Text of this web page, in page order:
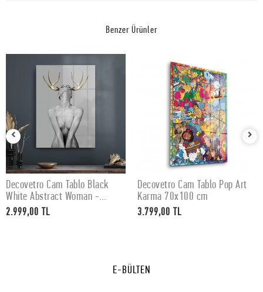
Benzer Ürünler
SEPETE EKLE
Decovetro Cam Tablo Black
White Abstract Woman -
50x70 cm
2.999,00 TL
SEPETE EKLE
Decovetro Cam Tablo Pop Art
Karma 70x100 cm
3.799,00 TL
E-BÜLTEN